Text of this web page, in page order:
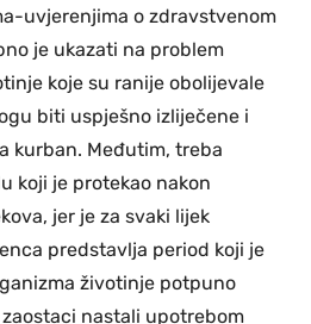
uvjerenjima o zdravstvenom
je ukazati na problem
koje su ranije obolijevale
biti uspješno izliječene i
kurban. Međutim, treba
koji je protekao nakon
jer je za svaki lijek
predstavlja period koji je
životinje potpuno
nastali upotrebom